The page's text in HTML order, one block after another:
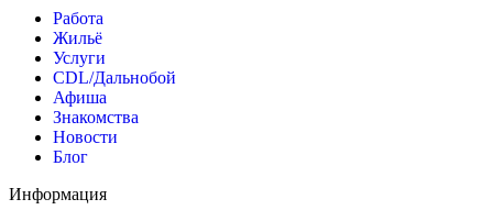
Работа
Жильё
Услуги
CDL/Дальнобой
Афиша
Знакомства
Новости
Блог
Информация